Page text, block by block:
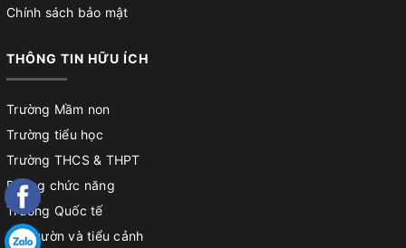
Chính sách bảo mật
THÔNG TIN HỮU ÍCH
Trường Mầm non
Trường tiểu học
Trường THCS & THPT
Phòng chức năng
Trường Quốc tế
Sân vườn và tiểu cảnh